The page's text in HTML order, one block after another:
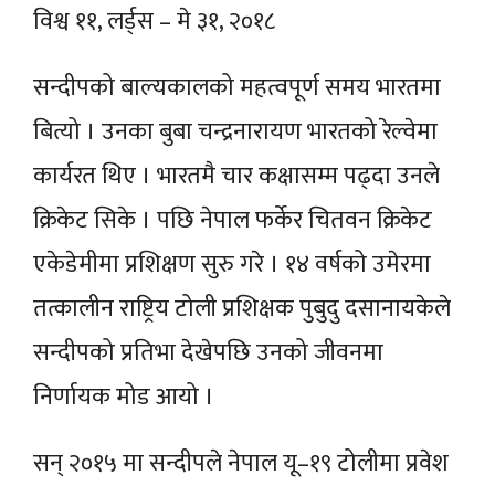
विश्व ११, लर्ड्स – मे ३१, २०१८
सन्दीपको बाल्यकालको महत्वपूर्ण समय भारतमा
बित्यो । उनका बुबा चन्द्रनारायण भारतको रेल्वेमा
कार्यरत थिए । भारतमै चार कक्षासम्म पढ्दा उनले
क्रिकेट सिके । पछि नेपाल फर्केर चितवन क्रिकेट
एकेडेमीमा प्रशिक्षण सुरु गरे । १४ वर्षको उमेरमा
तत्कालीन राष्ट्रिय टोली प्रशिक्षक पुबुदु दसानायकेले
सन्दीपको प्रतिभा देखेपछि उनको जीवनमा
निर्णायक मोड आयो ।
सन् २०१५ मा सन्दीपले नेपाल यू–१९ टोलीमा प्रवेश